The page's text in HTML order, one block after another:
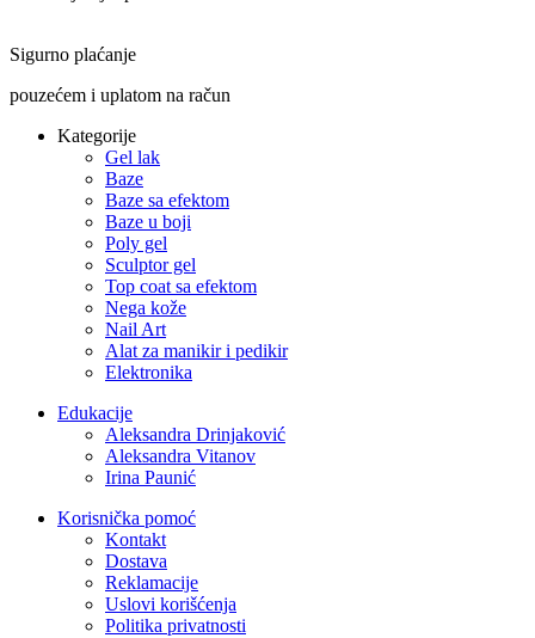
Sigurno plaćanje
pouzećem i uplatom na račun
Kategorije
Gel lak
Baze
Baze sa efektom
Baze u boji
Poly gel
Sculptor gel
Top coat sa efektom
Nega kože
Nail Art
Alat za manikir i pedikir
Elektronika
Edukacije
Aleksandra Drinjaković
Aleksandra Vitanov
Irina Paunić
Korisnička pomoć
Kontakt
Dostava
Reklamacije
Uslovi korišćenja
Politika privatnosti